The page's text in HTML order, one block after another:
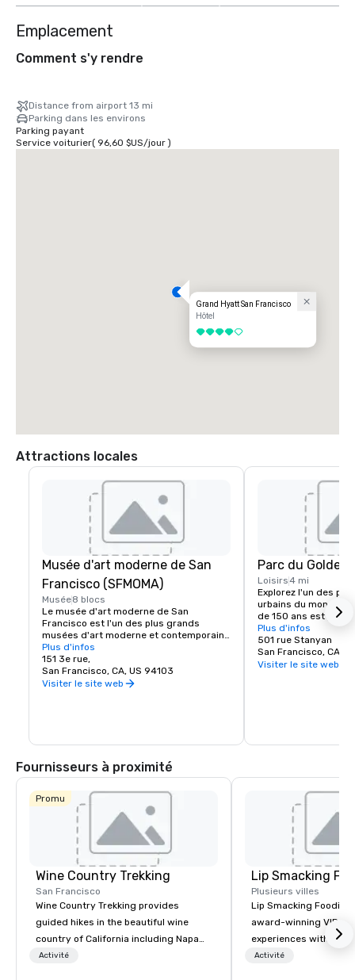
Emplacement
Comment s'y rendre
Distance from airport 13 mi
Parking dans les environs
Parking payant
Service voiturier( 96,60 $US/jour)
Grand Hyatt San Francisco
Hôtel
4 sur 5
Attractions locales
Musée d'art moderne de San
Francisco (SFMOMA)
Musée8 blocs
Le musée d'art moderne de San
Francisco est l'un des plus grands
musées d'art moderne et contemporain
des États-Unis et un centre culturel
florissant pour la région de la baie de San
Francisco. Il s'étend sur sept étages et
possède un café et une librairie sur
événements spéciaux ont lieu toute
Plus d'infos
151 3e rue,
San Francisco, CA, US 94103
Visiter le site web
Parc du Golden
Loisirs4 mi
Explorez l'un des
urbains du monde.
de 150 ans est plus
Park de New York
partie fermé aux
endroit sûr pour
trésors cachés, tels
Plus d'infos
501 rue Stanyan
San Francisco, CA,
Visiter le site web
Fournisseurs à proximité
Promu
Wine Country Trekking
San Francisco
Wine Country Trekking provides
guided hikes in the beautiful wine
country of California including Napa
and Sonoma Valleys. These
Activité
Lip Smacking
Plusieurs villes
Lip Smacking Foodie
award-winning VIP
experiences with
restaurants
Activité